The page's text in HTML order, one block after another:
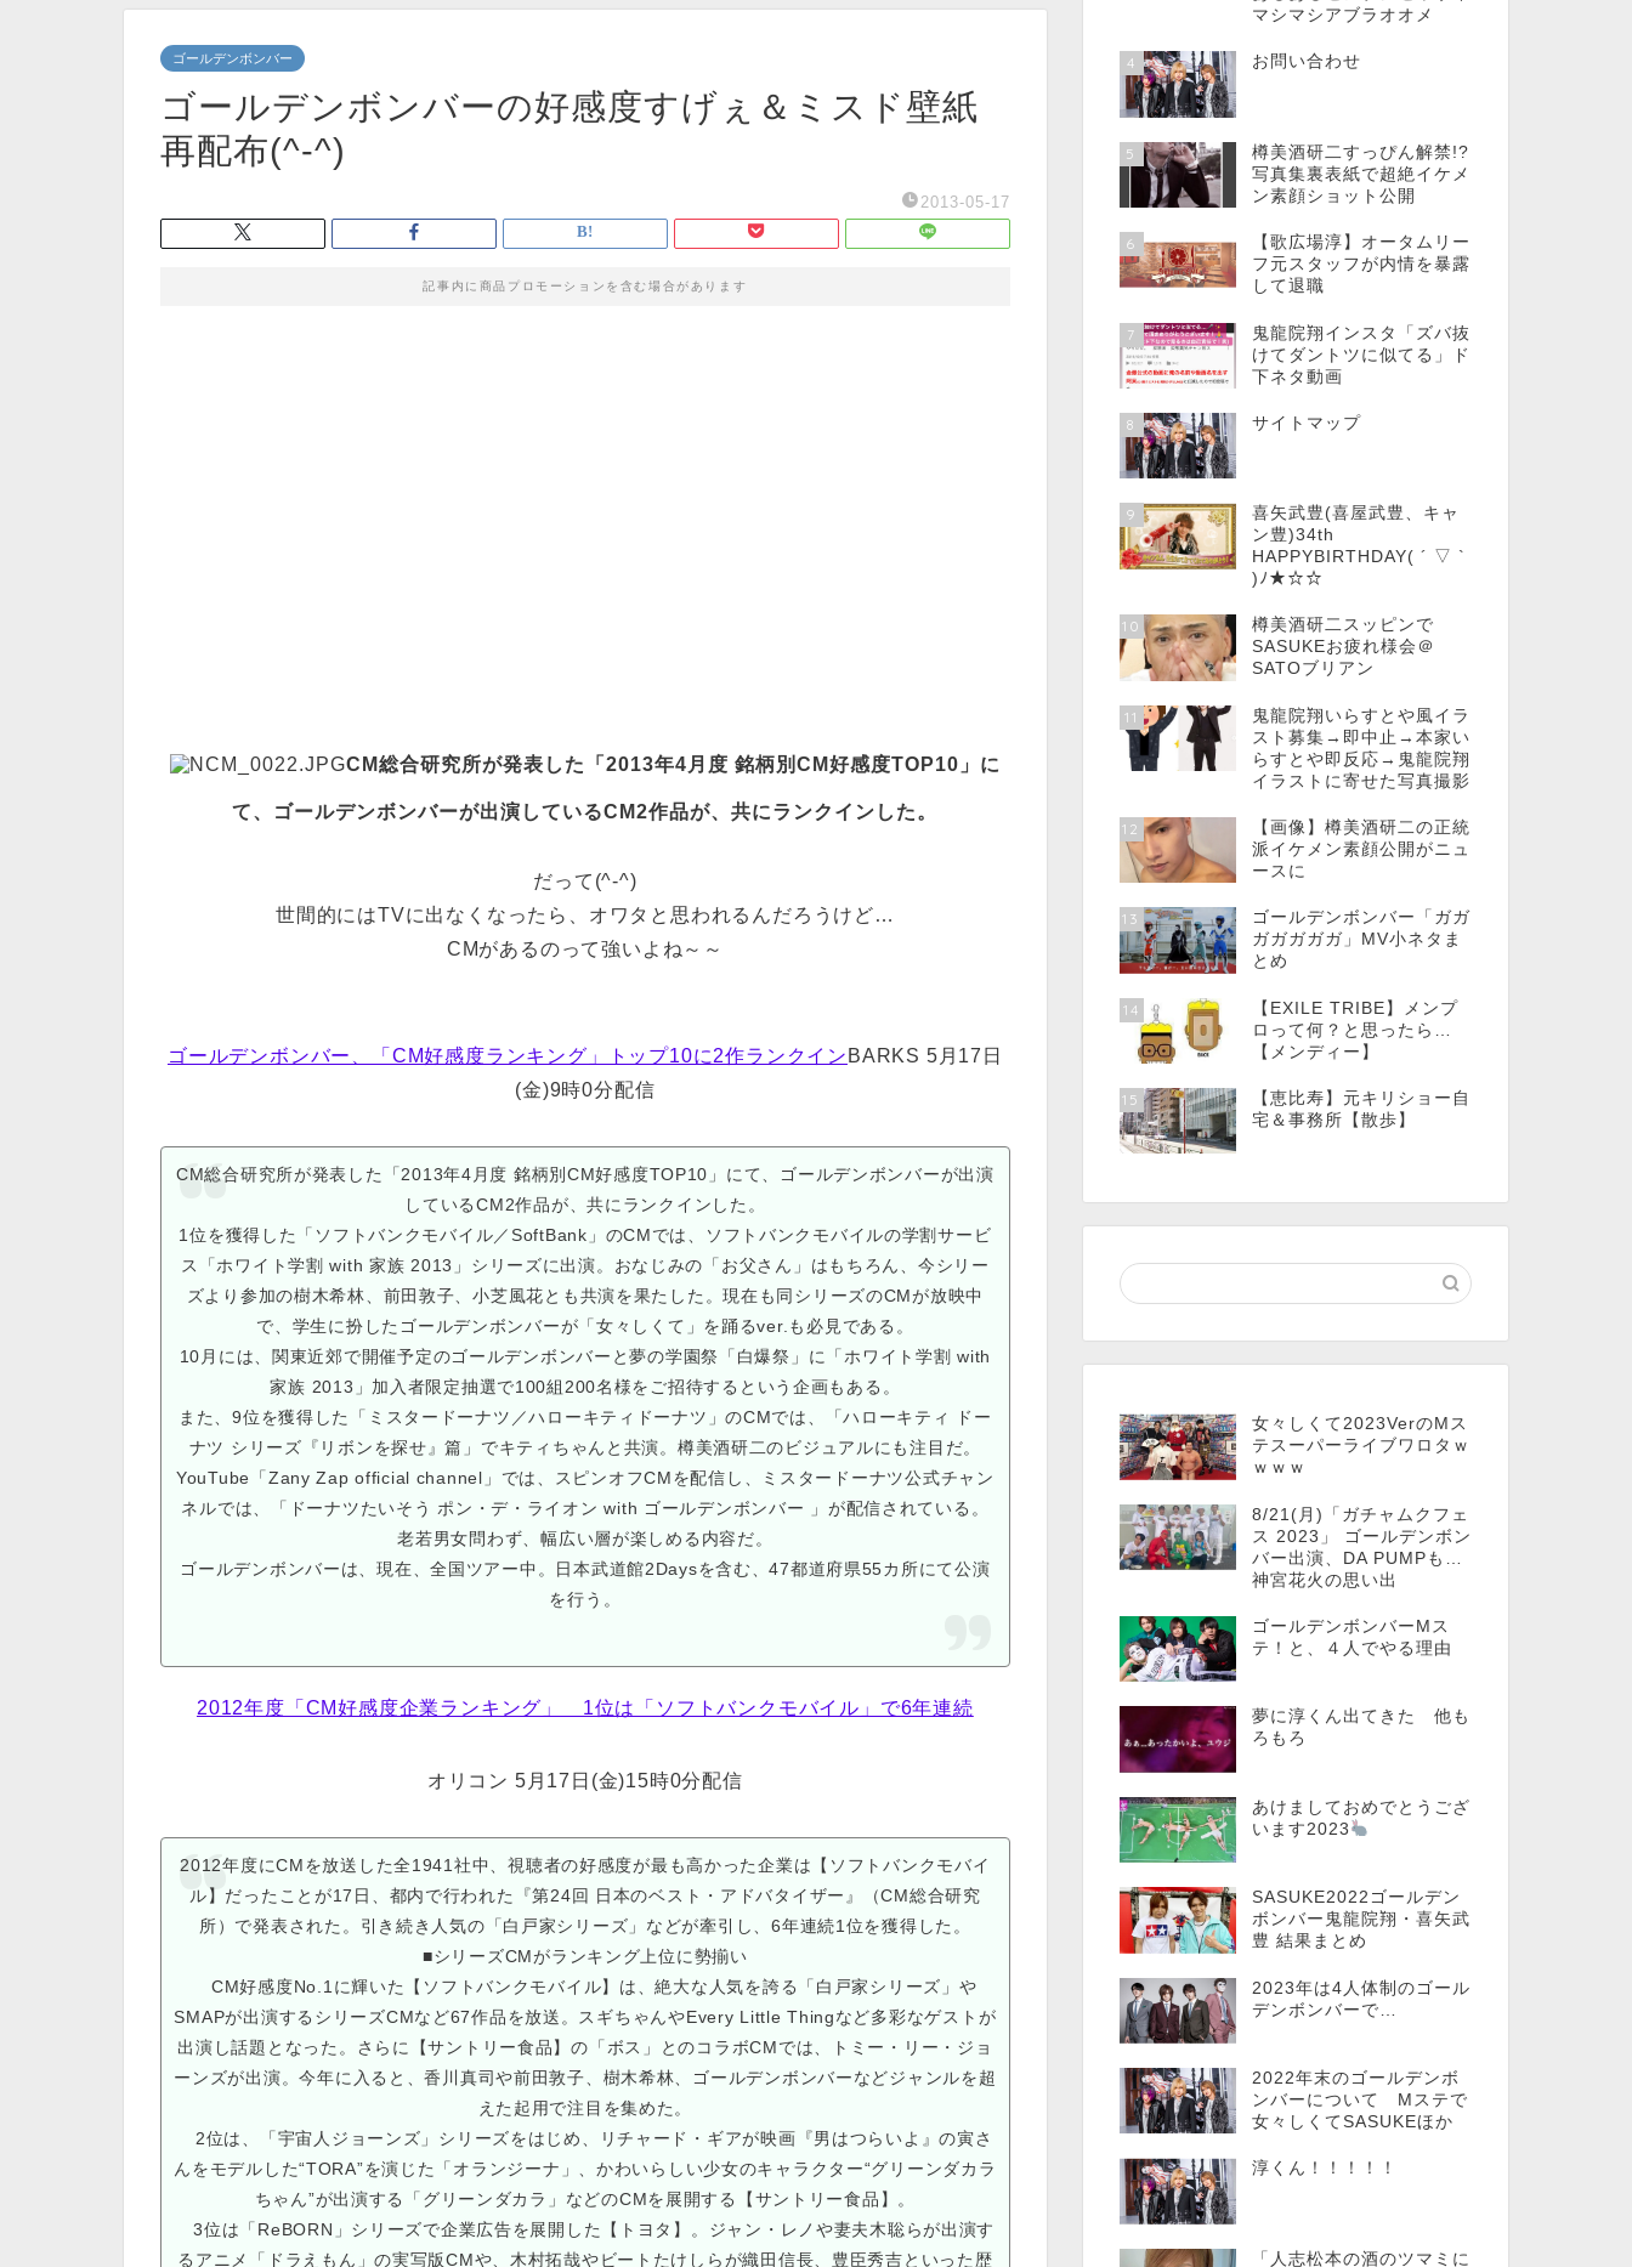
ゴールデンボンバー
ゴールデンボンバーの好感度すげぇ＆ミスド壁紙
再配布(^-^)
2013-05-17
記事内に商品プロモーションを含む場合があります
CM総合研究所が発表した「2013年4月度 銘柄別CM好感度TOP10」に
て、ゴールデンボンバーが出演しているCM2作品が、共にランクインした。
だって(^-^)
世間的にはTVに出なくなったら、オワタと思われるんだろうけど…
CMがあるのって強いよね～～
ゴールデンボンバー、「CM好感度ランキング」トップ10に2作ランクイン BARKS 5月17日
(金)9時0分配信
CM総合研究所が発表した「2013年4月度 銘柄別CM好感度TOP10」にて、ゴールデンボンバーが出演
しているCM2作品が、共にランクインした。
1位を獲得した「ソフトバンクモバイル／SoftBank」のCMでは、ソフトバンクモバイルの学割サービ
ス「ホワイト学割 with 家族 2013」シリーズに出演。おなじみの「お父さん」はもちろん、今シリー
ズより参加の樹木希林、前田敦子、小芝風花とも共演を果たした。現在も同シリーズのCMが放映中
で、学生に扮したゴールデンボンバーが「女々しくて」を踊るver.も必見である。
10月には、関東近郊で開催予定のゴールデンボンバーと夢の学園祭「白爆祭」に「ホワイト学割 with
家族 2013」加入者限定抽選で100組200名様をご招待するという企画もある。
また、9位を獲得した「ミスタードーナツ／ハローキティドーナツ」のCMでは、「ハローキティ ドー
ナツ シリーズ『リボンを探せ』篇」でキティちゃんと共演。樽美酒研二のビジュアルにも注目だ。
YouTube「Zany Zap official channel」では、スピンオフCMを配信し、ミスタードーナツ公式チャン
ネルでは、「ドーナツたいそう ポン・デ・ライオン with ゴールデンボンバー 」が配信されている。
老若男女問わず、幅広い層が楽しめる内容だ。
ゴールデンボンバーは、現在、全国ツアー中。日本武道館2Daysを含む、47都道府県55カ所にて公演
を行う。
2012年度「CM好感度企業ランキング」 1位は「ソフトバンクモバイル」で6年連続
オリコン 5月17日(金)15時0分配信
2012年度にCMを放送した全1941社中、視聴者の好感度が最も高かった企業は【ソフトバンクモバイ
ル】だったことが17日、都内で行われた『第24回 日本のベスト・アドバタイザー』（CM総合研究
所）で発表された。引き続き人気の「白戸家シリーズ」などが牽引し、6年連続1位を獲得した。
■シリーズCMがランキング上位に勢揃い
CM好感度No.1に輝いた【ソフトバンクモバイル】は、絶大な人気を誇る「白戸家シリーズ」や
SMAPが出演するシリーズCMなど67作品を放送。スギちゃんやEvery Little Thingなど多彩なゲストが
出演し話題となった。さらに【サントリー食品】の「ボス」とのコラボCMでは、トミー・リー・ジョ
ーンズが出演。今年に入ると、香川真司や前田敦子、樹木希林、ゴールデンボンバーなどジャンルを超
えた起用で注目を集めた。
2位は、「宇宙人ジョーンズ」シリーズをはじめ、リチャード・ギアが映画『男はつらいよ』の寅さ
んをモデルした“TORA”を演じた「オランジーナ」、かわいらしい少女のキャラクター“グリーンダカラ
ちゃん”が出演する「グリーンダカラ」などのCMを展開する【サントリー食品】。
3位は「ReBORN」シリーズで企業広告を展開した【トヨタ】。ジャン・レノや妻夫木聡らが出演す
るアニメ「ドラえもん」の実写版CMや、木村拓哉やビートたけしらが織田信長、豊臣秀吉といった歴
マシマシアブラオオメ
4 お問い合わせ
5
樽美酒研二すっぴん解禁!?
写真集裏表紙で超絶イケメ
ン素顔ショット公開
6
【歌広場淳】オータムリー
フ元スタッフが内情を暴露
して退職
7
鬼龍院翔インスタ「ズバ抜
けてダントツに似てる」ド
下ネタ動画
8 サイトマップ
9
喜矢武豊(喜屋武豊、キャ
ン豊)34th
HAPPYBIRTHDAY( ´ ▽ `
)ﾉ★☆☆
10
樽美酒研二スッピンで
SASUKEお疲れ様会＠
SATOブリアン
11
鬼龍院翔いらすとや風イラ
スト募集→即中止→本家い
らすとや即反応→鬼龍院翔
イラストに寄せた写真撮影
12
【画像】樽美酒研二の正統
派イケメン素顔公開がニュ
ースに
13
ゴールデンボンバー「ガガ
ガガガガガ」MV小ネタま
とめ
14
【EXILE TRIBE】メンプ
ロって何？と思ったら…
【メンディー】
15
【恵比寿】元キリショー自
宅＆事務所【散歩】
女々しくて2023VerのMス
テスーパーライブワロタｗ
ｗｗｗ
8/21(月)「ガチャムクフェ
ス 2023」 ゴールデンボン
バー出演、DA PUMPも…
神宮花火の思い出
ゴールデンボンバーMス
テ！と、４人でやる理由
夢に淳くん出てきた 他も
ろもろ
あけましておめでとうござ
います2023
SASUKE2022ゴールデン
ボンバー鬼龍院翔・喜矢武
豊 結果まとめ
2023年は4人体制のゴール
デンボンバーで…
2022年末のゴールデンボ
ンバーについて Mステで
女々しくてSASUKEほか
淳くん！！！！！
「人志松本の酒のツマミに